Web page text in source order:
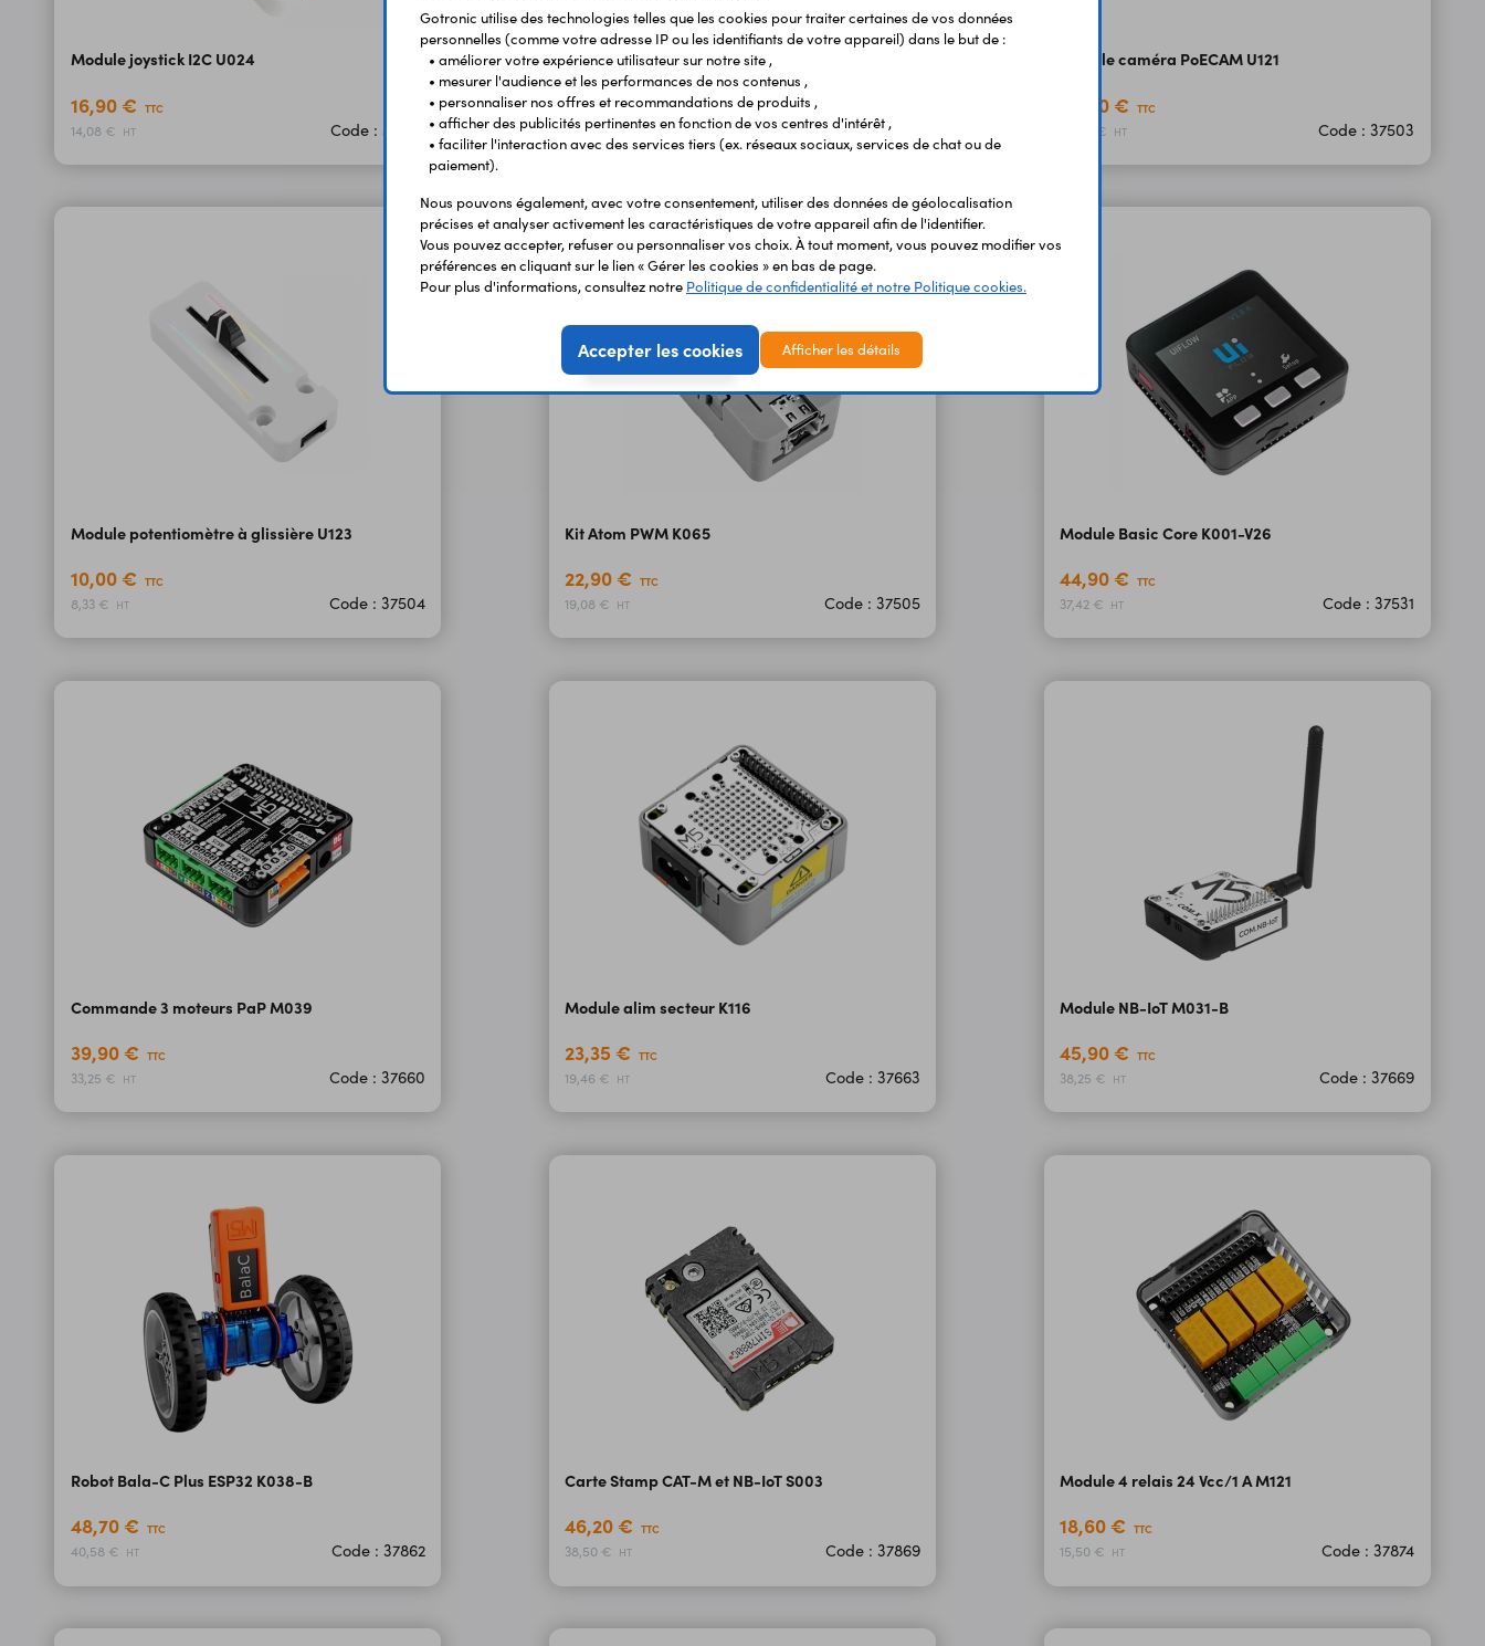
Module joystick I2C U024
16,90 € TTC
14,08 € HT Code : 37388
Kit Tough ESP32 IoT K034
48,50 € TTC
40,42 € HT Code : 37497
Module caméra PoECAM U121
46,80 € TTC
39,00 € HT Code : 37503
Module potentiomètre à glissière U123
10,00 € TTC
8,33 € HT Code : 37504
Kit Atom PWM K065
22,90 € TTC
19,08 € HT Code : 37505
Module Basic Core K001-V26
44,90 € TTC
37,42 € HT Code : 37531
Commande 3 moteurs PaP M039
39,90 € TTC
33,25 € HT Code : 37660
Module alim secteur K116
23,35 € TTC
19,46 € HT Code : 37663
Module NB-IoT M031-B
45,90 € TTC
38,25 € HT Code : 37669
Robot Bala-C Plus ESP32 K038-B
48,70 € TTC
40,58 € HT Code : 37862
Carte Stamp CAT-M et NB-IoT S003
46,20 € TTC
38,50 € HT Code : 37869
Module 4 relais 24 Vcc/1 A M121
18,60 € TTC
15,50 € HT Code : 37874
Gotronic utilise des technologies telles que les cookies pour traiter certaines de vos données
personnelles (comme votre adresse IP ou les identifiants de votre appareil) dans le but de :
• améliorer votre expérience utilisateur sur notre site ,
• mesurer l'audience et les performances de nos contenus ,
• personnaliser nos offres et recommandations de produits ,
• afficher des publicités pertinentes en fonction de vos centres d'intérêt ,
• faciliter l'interaction avec des services tiers (ex. réseaux sociaux, services de chat ou de
paiement).
Nous pouvons également, avec votre consentement, utiliser des données de géolocalisation
précises et analyser activement les caractéristiques de votre appareil afin de l'identifier.
Vous pouvez accepter, refuser ou personnaliser vos choix. À tout moment, vous pouvez modifier vos
préférences en cliquant sur le lien « Gérer les cookies » en bas de page.
Pour plus d'informations, consultez notre Politique de confidentialité et notre Politique cookies.
Accepter les cookies Afficher les détails